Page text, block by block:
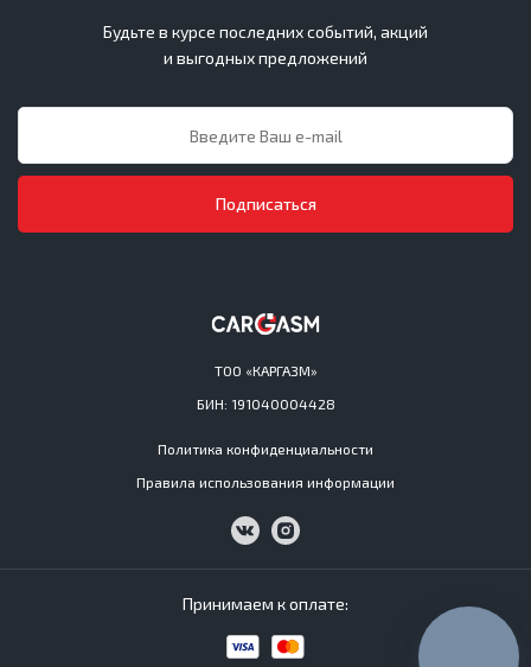
ТОО «КАРГАЗМ»
БИН: 191040004428
Политика конфиденциальности
Правила использования информации
Будьте в курсе последних событий, акций
и выгодных предложений
Подписаться
Принимаем к оплате: